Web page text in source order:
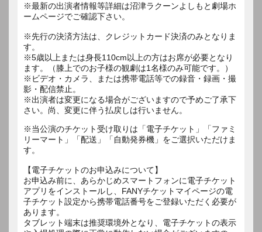
※最新の出演者情報等詳細は沼津ラクーンよしもと劇場ホ
ームページでご確認下さい。
※先行の決済方法は、クレジットカード決済のみとなりま
す。
※5歳以上または身長110cm以上の方はお席が必要となり
ます。（膝上でのお子様の観劇は1名様のみ可能です。）
※ビデオ・カメラ、または携帯電話等での録音・録画・撮
影・配信禁止。
※出演者は変更になる場合がございますので予めご了承下
さい。尚、変更に伴う払戻しは行いません。
※当公演のチケット受け取りは「電子チケット」「ファミ
リーマート」「配送」「自動発券機」をご選択いただけま
す。
【電子チケットのお申込みについて】
お申込み前に、あらかじめスマートフォンに電子チケット
アプリをインストールし、FANYチケットマイページの電
子チケット設定から携帯電話番号をご登録いただく必要が
あります。
タブレット端末は推奨環境外となり、電子チケットの表示